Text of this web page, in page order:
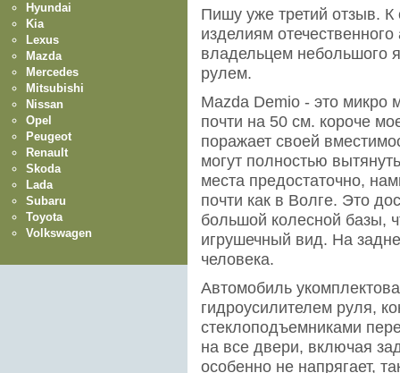
Пишу уже третий отзыв.
изделиям
владельцем небольшого
рулем.
Mazda Demio - это микро
почти на 50 см. короче
поражает своей
могут полностью
места предостаточно,
почти как в Волге. Это
большой колесной базы,
игрушечный вид. На
человека.
Автомобиль
гидроусилителем руля,
стеклоподъемниками
на все двери, включая
особенно не напрягает,
Hyundai
Kia
Lexus
Mazda
Mercedes
Mitsubishi
Nissan
Opel
Peugeot
Renault
Skoda
Lada
Subaru
Toyota
Volkswagen